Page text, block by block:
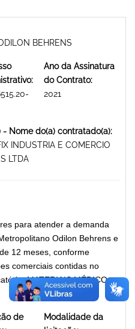
BEHRENS
Ano da Assinatura
do Contrato:
2021
Nome do(a) contratado(a):
INDUSTRIA E COMERCIO
LTDA
para atender a demanda
Odilon Behrens e
12 meses, conforme
comerciais contidas no
MATERIAIS MÉDICO-
de
Modalidade da